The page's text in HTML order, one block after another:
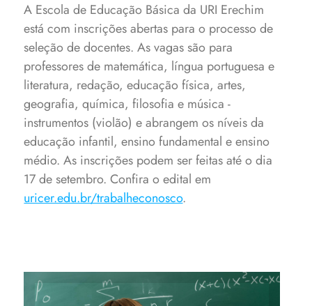
A Escola de Educação Básica da URI Erechim
está com inscrições abertas para o processo de
seleção de docentes. As vagas são para
professores de matemática, língua portuguesa e
literatura, redação, educação física, artes,
geografia, química, filosofia e música -
instrumentos (violão) e abrangem os níveis da
educação infantil, ensino fundamental e ensino
médio. As inscrições podem ser feitas até o dia
17 de setembro. Confira o edital em
uricer.edu.br/trabalheconosco.